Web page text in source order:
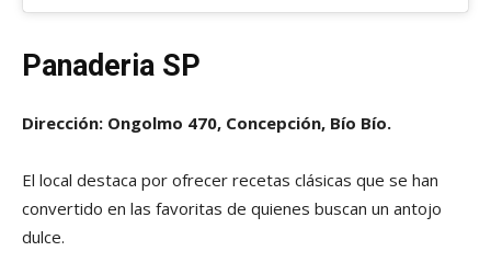
Panaderia SP
Dirección: Ongolmo 470, Concepción, Bío Bío.
El local destaca por ofrecer recetas clásicas que se han
convertido en las favoritas de quienes buscan un antojo
dulce.